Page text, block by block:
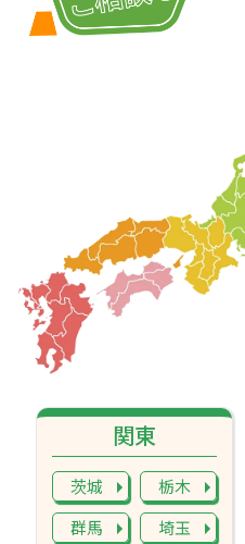
関東
茨城
栃木
群馬
埼玉